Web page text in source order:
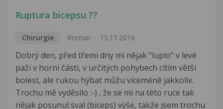
Ruptura bicepsu ??
Chirurgie Roman 15.11.2016
Dobrý den, před třemi dny mi nějak "luplo" v levé
paži v horní části, v určitých pohybech cítím větší
bolest, ale rukou hýbat můžu víceméně jakkoliv.
Trochu mě vyděsilo :-) , že se mi na této ruce tak
nějak posunul sval (biceps) výše, takže jsem trochu